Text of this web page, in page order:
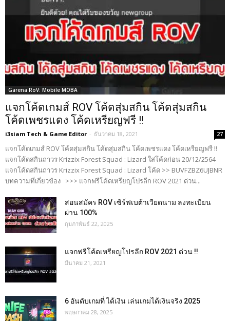
Garena RoV: Mobile MOBA
แจกโค้ดเกมส์ ROV โค้ดสุ่มสกิน โค้ดสุ่มสกิน
โค้ดเพชรแดง โค้ดเหรียญฟรี !!
i3siam Tech & Game Editor - ธันวาคม 18, 2021 27
แจกโค้ดเกมส์ ROV โค้ดสุ่มสกิน โค้ดสุ่มสกิน โค้ดเพชรแดง โค้ดเหรียญฟรี !!
แจกโค้ดสกินถาวร Krizzix Forest Squad : Lizard ใส่โค้ดก่อน 20/12/2564
แจกโค้ดสกินถาวร Krizzix Forest Squad : Lizard โค้ด >> BUVFZBZ6UJBNR
บทความที่เกี่ยวข้อง >>> แจกฟรีโค้ดเหรียญโปรลีก ROV 2021 ด่วน...
สอนสมัคร ROV เซิร์ฟเบต้าเวียดนาม ลงทะเบียน
ผ่าน 100%
กุมภาพันธ์ 22, 2025
แจกฟรีโค้ดเหรียญโปรลีก ROV 2021 ด่วน !!
มีนาคม 21, 2021
6 อันดับเกมที่ ได้เงิน เล่นเกมได้เงินจริง 2025
พฤษภาคม 28, 2025